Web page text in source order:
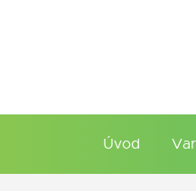
Úvod